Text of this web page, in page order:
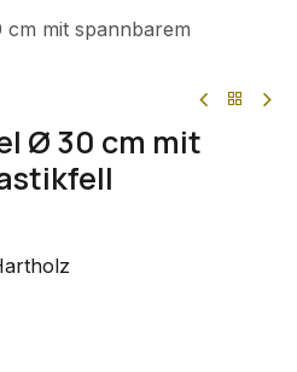
mit spannbarem
Ø 30 cm mit